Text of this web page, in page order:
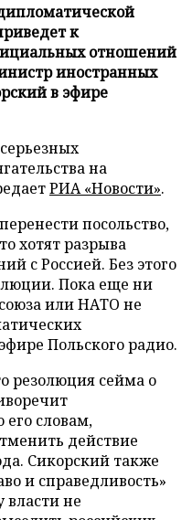
к
отношений
иностранных
в эфире
на
РИА «Новости».
посольство,
хотят разрыва
с Россией. Без этого
Пока еще ни
или НАТО не
Польского радио.
резолюция сейма о
словам,
действие
Сикорский также
и справедливость»
власти не